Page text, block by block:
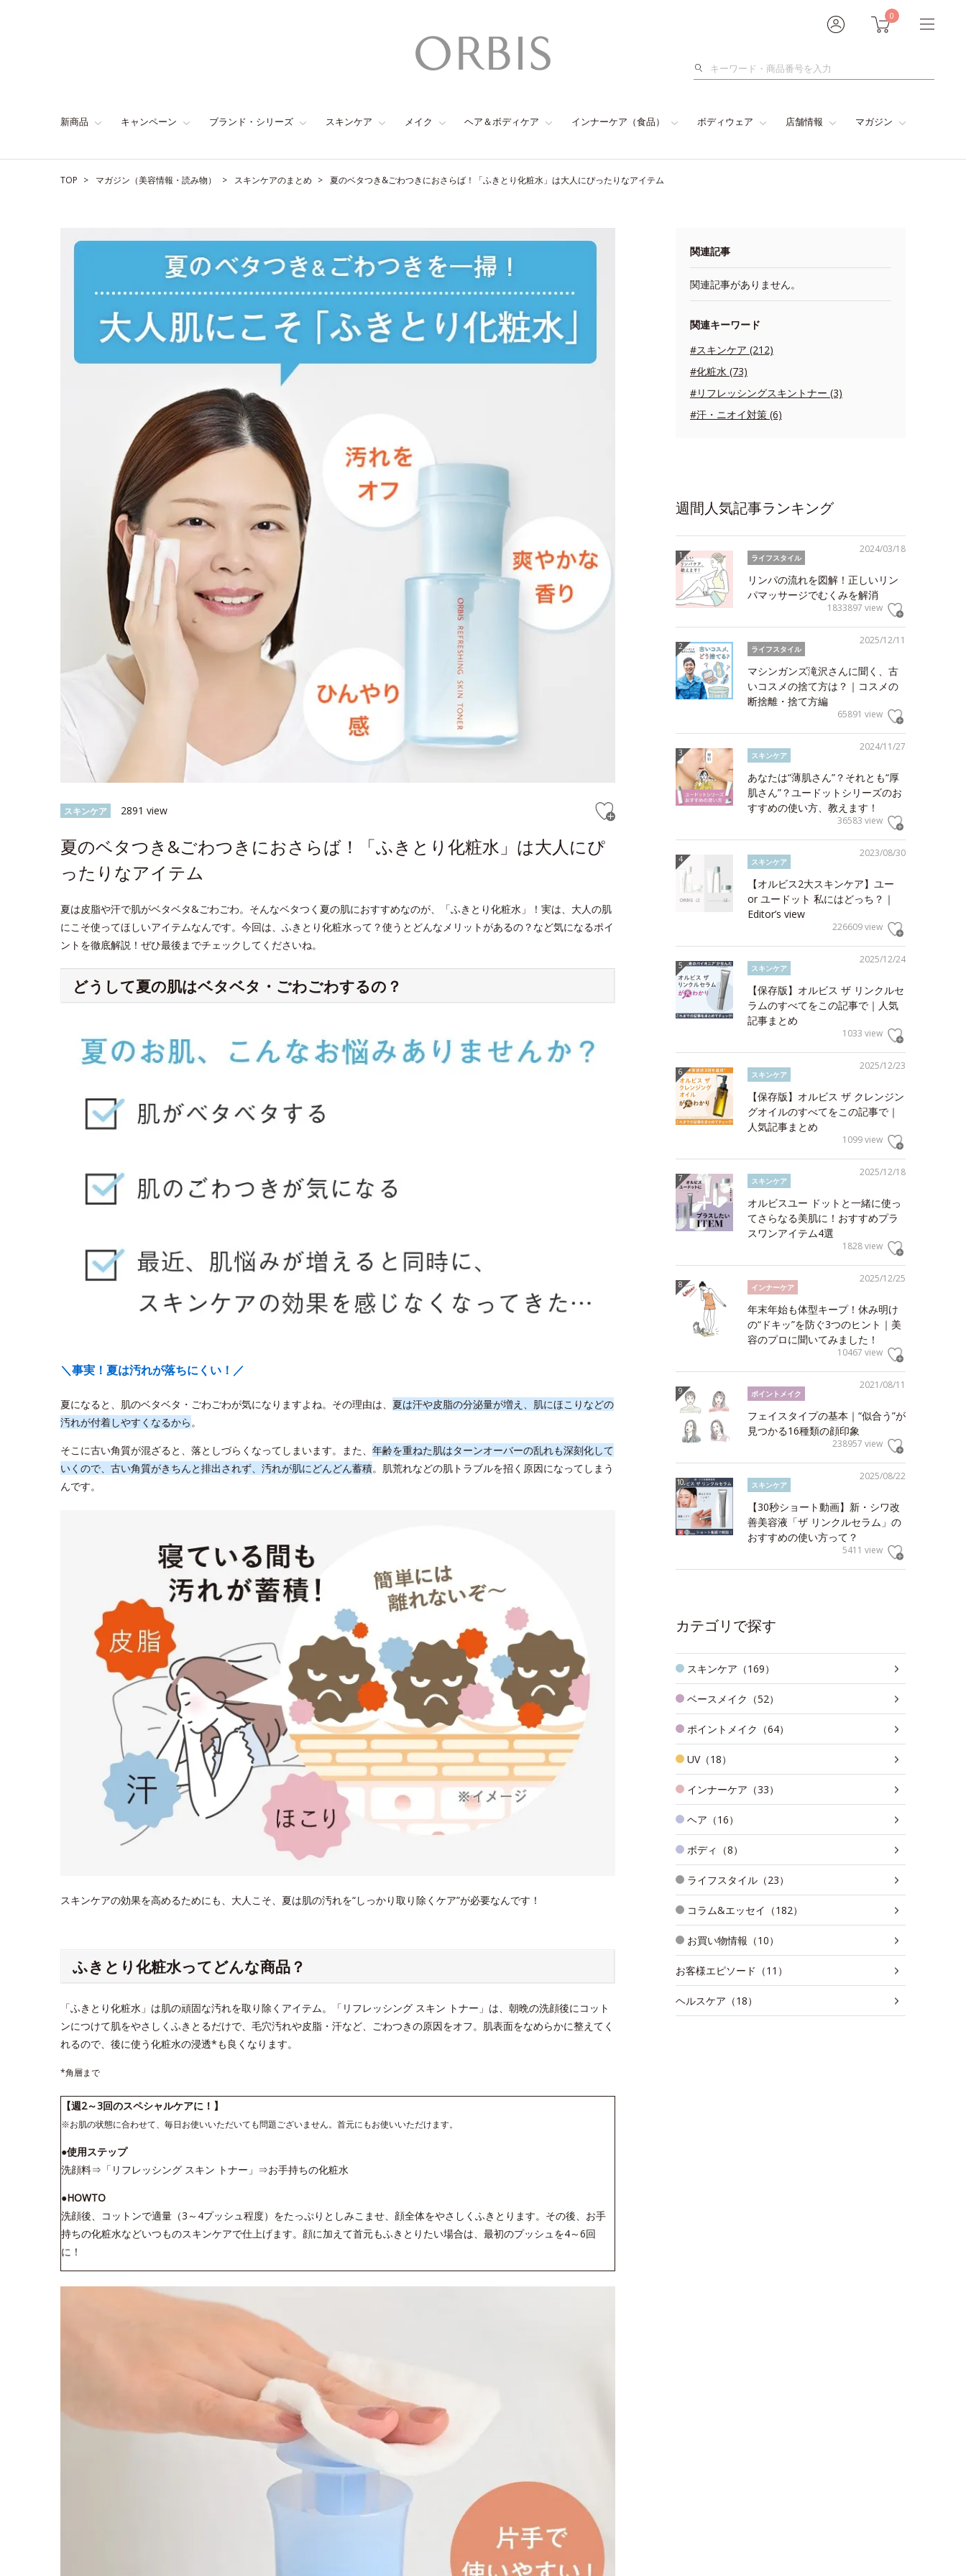
0
検
新商品 キャンペーン ブランド・シリーズ スキンケア メイク ヘア＆ボディケア インナーケア（食品） ボディウェア 店舗情報 マガジン
TOP マガジン（美容情報・読み物） スキンケアのまとめ 夏のベタつき&ごわつきにおさらば！「ふきとり化粧水」は大人にぴったりなアイテム
スキンケア 2891 view
夏のベタつき&ごわつきにおさらば！「ふきとり化粧水」は大人にぴ
ったりなアイテム
夏は皮脂や汗で肌がベタベタ&ごわごわ。そんなベタつく夏の肌におすすめなのが、「ふきとり化粧水」！実は、大人の肌
にこそ使ってほしいアイテムなんです。今回は、ふきとり化粧水って？使うとどんなメリットがあるの？など気になるポイ
ントを徹底解説！ぜひ最後までチェックしてくださいね。
どうして夏の肌はベタベタ・ごわごわするの？
＼事実！夏は汚れが落ちにくい！／
夏になると、肌のベタベタ・ごわごわが気になりますよね。その理由は、 夏は汗や皮脂の分泌量が増え、肌にほこりなどの
汚れが付着しやすくなるから 。
そこに古い角質が混ざると、落としづらくなってしまいます。また、 年齢を重ねた肌はターンオーバーの乱れも深刻化して
いくので、古い角質がきちんと排出されず、汚れが肌にどんどん蓄積。肌荒れなどの肌トラブルを招く原因になってしまう
んです。
スキンケアの効果を高めるためにも、大人こそ、夏は肌の汚れを“しっかり取り除くケア”が必要なんです！
ふきとり化粧水ってどんな商品？
「ふきとり化粧水」は肌の頑固な汚れを取り除くアイテム。「リフレッシング スキン トナー」は、朝晩の洗顔後にコット
ンにつけて肌をやさしくふきとるだけで、毛穴汚れや皮脂・汗など、ごわつきの原因をオフ。肌表面をなめらかに整えてく
れるので、後に使う化粧水の浸透*も良くなります。
*角層まで
【週2～3回のスペシャルケアに！】
※お肌の状態に合わせて、毎日お使いいただいても問題ございません。首元にもお使いいただけます。
●使用ステップ
洗顔料⇒「リフレッシング スキン トナー」⇒お手持ちの化粧水
●HOWTO
洗顔後、コットンで適量（3～4プッシュ程度）をたっぷりとしみこませ、顔全体をやさしくふきとります。その後、お手
持ちの化粧水などいつものスキンケアで仕上げます。顔に加えて首元もふきとりたい場合は、最初のプッシュを4～6回
に！
関連記事
関連記事がありません。
関連キーワード
#スキンケア (212)
#化粧水 (73)
#リフレッシングスキントナー (3)
#汗・ニオイ対策 (6)
週間人気記事ランキング
2024/03/18
ライフスタイル
リンパの流れを図解！正しいリン
パマッサージでむくみを解消
1833897 view
2025/12/11
ライフスタイル
マシンガンズ滝沢さんに聞く、古
いコスメの捨て方は？｜コスメの
断捨離・捨て方編
65891 view
2024/11/27
スキンケア
あなたは“薄肌さん”？それとも“厚
肌さん”？ユードットシリーズのお
すすめの使い方、教えます！
36583 view
2023/08/30
スキンケア
【オルビス2大スキンケア】ユー
or ユードット 私にはどっち？｜
Editor’s view
226609 view
2025/12/24
スキンケア
【保存版】オルビス ザ リンクルセ
ラムのすべてをこの記事で｜人気
記事まとめ
1033 view
2025/12/23
スキンケア
【保存版】オルビス ザ クレンジン
グオイルのすべてをこの記事で｜
人気記事まとめ
1099 view
2025/12/18
スキンケア
オルビスユー ドットと一緒に使っ
てさらなる美肌に！おすすめプラ
スワンアイテム4選
1828 view
2025/12/25
インナーケア
年末年始も体型キープ！休み明け
の“ドキッ”を防ぐ3つのヒント｜美
容のプロに聞いてみました！
10467 view
2021/08/11
ポイントメイク
フェイスタイプの基本｜“似合う”が
見つかる16種類の顔印象
238957 view
2025/08/22
スキンケア
【30秒ショート動画】新・シワ改
善美容液「ザ リンクルセラム」の
おすすめの使い方って？
5411 view
カテゴリで探す
スキンケア（169）
ベースメイク（52）
ポイントメイク（64）
UV（18）
インナーケア（33）
ヘア（16）
ボディ（8）
ライフスタイル（23）
コラム&エッセイ（182）
お買い物情報（10）
お客様エピソード（11）
ヘルスケア（18）